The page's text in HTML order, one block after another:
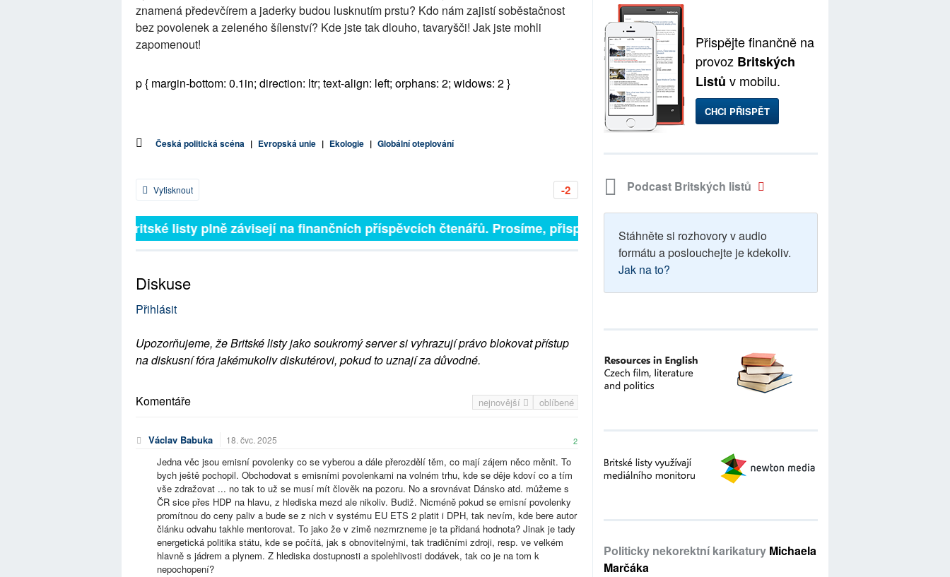
znamená předevčírem a jaderky budou lusknutím prstu? Kdo nám zajistí soběstačnost
bez povolenek a zeleného šílenství? Kde jste tak dlouho, tavaryšči! Jak jste mohli
zapomenout!
p { margin-bottom: 0.1in; direction: ltr; text-align: left; orphans: 2; widows: 2 }
Česká politická scéna | Evropská unie | Ekologie | Globální oteplování
-2
Vytisknout
Britské listy plně závisejí na finančních příspěvcích čtenářů. Prosíme, přispějte. ➥
Diskuse
Přihlásit
Upozorňujeme, že Britské listy jako soukromý server si vyhrazují právo blokovat přístup
na diskusní fóra jakémukoliv diskutérovi, pokud to uznají za důvodné.
nejnovější oblíbené
Komentáře
Václav Babuka 18. čvc. 2025 2
Jedna věc jsou emisní povolenky co se vyberou a dále přerozdělí těm, co mají zájem něco měnit. To
bych ještě pochopil. Obchodovat s emisními povolenkami na volném trhu, kde se děje kdoví co a tím
vše zdražovat ... no tak to už se musí mít člověk na pozoru. No a srovnávat Dánsko atd. můžeme s
ČR sice přes HDP na hlavu, z hlediska mezd ale nikoliv. Budiž. Nicméně pokud se emisní povolenky
promítnou do ceny paliv a bude se z nich v systému EU ETS 2 platit i DPH, tak nevím, kde bere autor
článku odvahu takhle mentorovat. To jako že v zimě nezmrzneme je ta přidaná hodnota? Jinak je tady
energetická politika státu, kde se počítá, jak s obnovitelnými, tak tradičními zdroji, resp. ve velkém
hlavně s jádrem a plynem. Z hlediska dostupnosti a spolehlivosti dodávek, tak co je na tom k
nepochopení?
Přispějte finančně na
provoz Britských
Listů v mobilu.
CHCI PŘISPĚT
Podcast Britských listů
Stáhněte si rozhovory v audio
formátu a poslouchejte je kdekoliv.
Jak na to?
Politicky nekorektní karikatury Michaela
Marčáka